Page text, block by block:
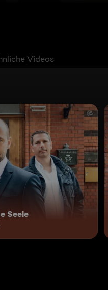
Videos
Seele